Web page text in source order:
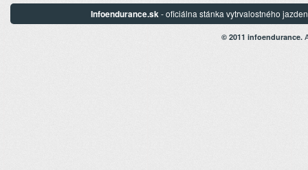
Infoendurance.sk - oficiálna stánka vytrvalostného
© 2011 infoendurance.